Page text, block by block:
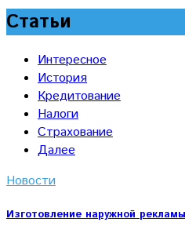
Статьи
Интересное
История
Кредитование
Налоги
Страхование
Далее
Новости
Изготовление наружной